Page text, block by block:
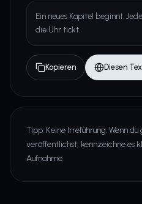
Ein neues Kapitel beginnt.
die Uhr tickt.
Kopieren Diesen
Tipp: Keine Irreführung. Wenn
veröffentlichst, kennzeichne es
Aufnahme.